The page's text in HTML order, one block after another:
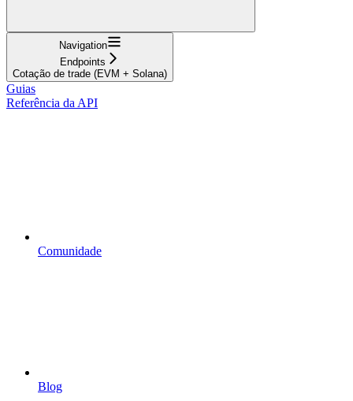
Navigation
Endpoints
Cotação de trade (EVM + Solana)
Guias
Referência da API
Comunidade
Blog